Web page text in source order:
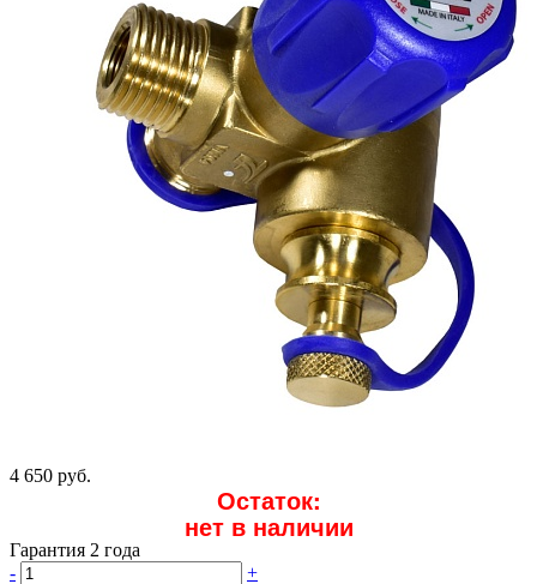
4 650 руб.
Остаток:
нет в наличии
Гарантия 2 года
-
+